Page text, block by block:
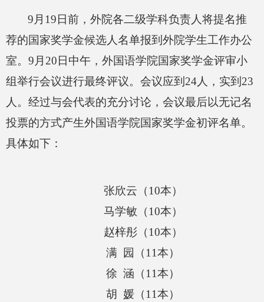
9 月 19 日前，外院各二级学科负责人将提名推
荐的国家奖学金候选人名单报到外院学生工作办公
室。 9 月 20 日中午，外国语学院国家奖学金评审小
组举行会议进行最终评议。会议应到 24人，实到 23
人。经过与会代表的充分讨论，会议最后以无记名
投票的方式产生外国语学院国家奖学金初评名单。
具体如下：
张欣云（10本）
马学敏（10本）
赵梓彤（10本）
满
园（11本）
徐 涵（11本）
胡
媛（11本）